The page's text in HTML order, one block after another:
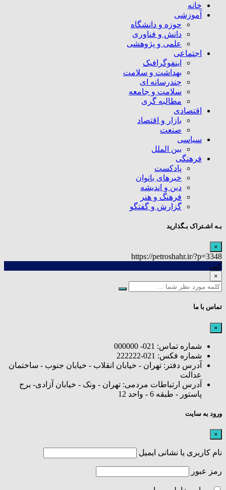
خانه
آموزشی
حوزه و دانشگاه
دانش و فناوری
علمی و پژوهشی
اجتماعی
اینفوگرافیک
بهداشت و سلامت
چندرسانه ای
سلامت و جامعه
مطالبه گری
اقتصادی
بازار و اقتصاد
صنعت
سیاسی
بین الملل
فرهنگی
پادکست
خبرهای بانوان
دین و اندیشه
فرهنگ و هنر
گزارش و گفتگو
بـه اشـتراک بـگذارید
×
https://petroshahr.ir/?p=3348
کپی
×
تماس با ما
×
شماره تماس: 021- 000000
شماره فکس: 021-222222
آدرس دفتر: تهران - خیابان انقلاب - خیابان جنوب - ساختمان
عدالت
آدرس ارتباطات مردمی: تهران - ونک - خیابان آزادی- برج
پاستور - طبقه 6 - واحد 12
ورود به سایت
×
نام کاربری یا نشانی ایمیل
رمز عبور